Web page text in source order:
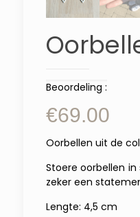
Beoordeling :
€69.00
Oorbellen uit de
Stoere oorbellen
zeker een
Lengte: 4,5 cm